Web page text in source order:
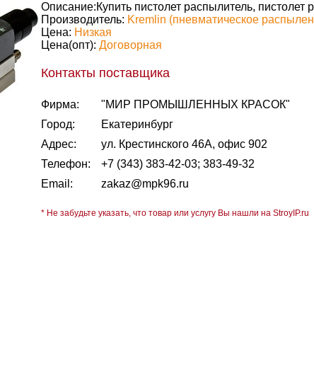
Описание:Купить пистолет распылитель,
Производитель: Kremlin (пневматическое
Цена: Низкая
Цена(опт): Договорная
Контакты поставщика
Фирма:
"МИР ПРОМЫШЛЕННЫХ КРАСОК"
Город:
Екатеринбург
Адрес:
ул. Крестинского 46А, офис 902
Телефон:
+7 (343) 383-42-03; 383-49-32
Email:
zakaz@mpk96.ru
* Не забудьте указать, что товар или услугу Вы нашли на StroyIP.ru